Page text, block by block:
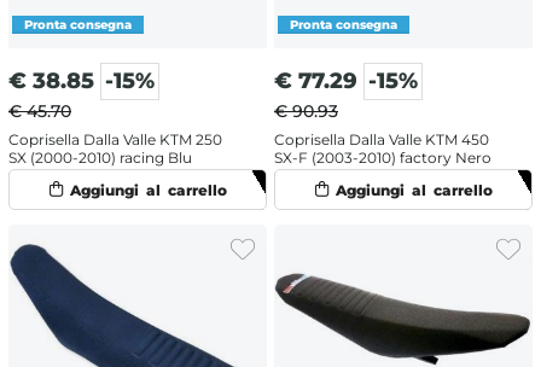
€ 38.85 -15%
€ 45.70
Coprisella Dalla Valle KTM 250
SX (2000-2010) racing Blu
€ 77.29 -15%
€ 90.93
Coprisella Dalla Valle KTM 450
SX-F (2003-2010) factory Nero